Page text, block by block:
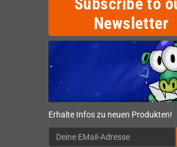
Newsletter
Erhalte Infos zu neuen Produkten!